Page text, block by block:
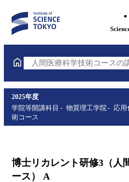
人間医療科学技術コースの
2025年度
学院等開講科目
物質理工学院 応用
術コース
博士リカレント研修3（人
ース） A